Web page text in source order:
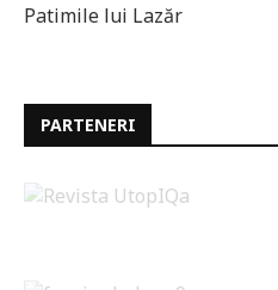
Patimile lui Lazăr
PARTENERI